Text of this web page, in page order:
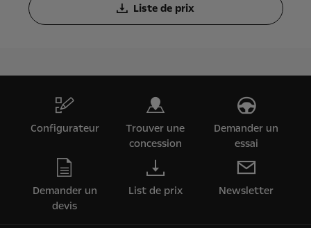
Liste de prix
Configurateur
Trouver une
concession
Demander un
essai
Demander un
devis
List de prix Newsletter